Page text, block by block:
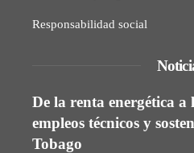
Responsabilidad social
De la renta energética a
empleos técnicos y
Tobago